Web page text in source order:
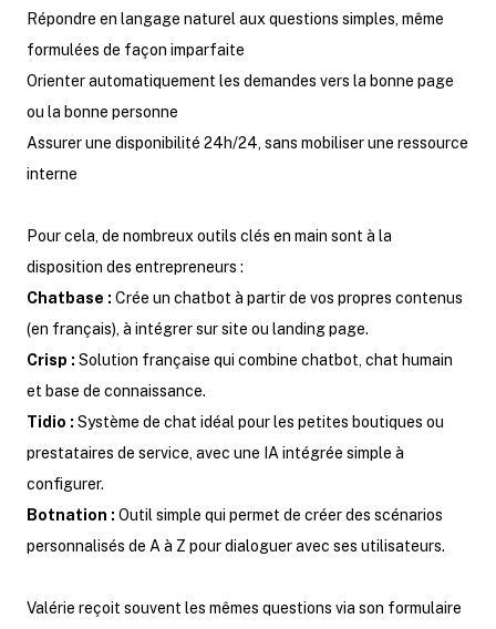
Répondre en langage naturel aux questions simples, même
formulées de façon imparfaite
Orienter automatiquement les demandes vers la bonne page
ou la bonne personne
Assurer une disponibilité 24h/24, sans mobiliser une ressource
interne
Pour cela, de nombreux outils clés en main sont à la
disposition des entrepreneurs :
Chatbase : Crée un chatbot à partir de vos propres contenus
(en français), à intégrer sur site ou landing page.
Crisp : Solution française qui combine chatbot, chat humain
et base de connaissance.
Tidio : Système de chat idéal pour les petites boutiques ou
prestataires de service, avec une IA intégrée simple à
configurer.
Botnation : Outil simple qui permet de créer des scénarios
personnalisés de A à Z pour dialoguer avec ses utilisateurs.
Valérie reçoit souvent les mêmes questions via son formulaire